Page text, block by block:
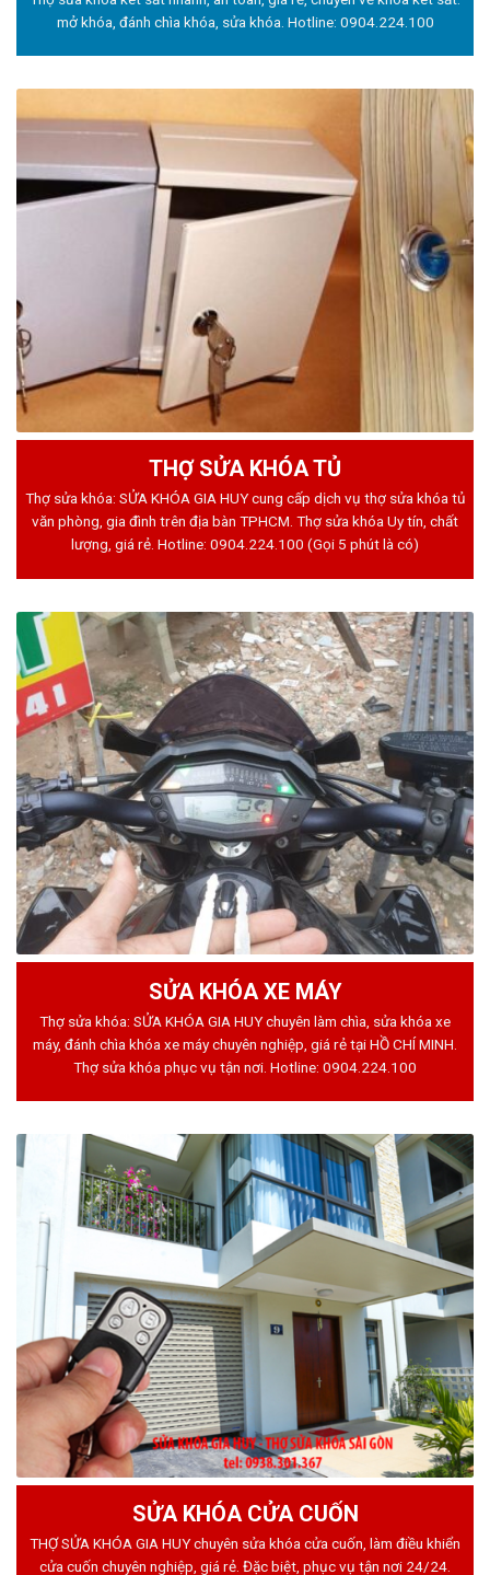
mở khóa, đánh chìa khóa, sửa khóa. Hotline: 0904.224.100
THỢ SỬA KHÓA TỦ
Thợ sửa khóa: SỬA KHÓA GIA HUY cung cấp dịch vụ thợ sửa khóa tủ
văn phòng, gia đình trên địa bàn TPHCM. Thợ sửa khóa Uy tín, chất
lượng, giá rẻ. Hotline: 0904.224.100 (Gọi 5 phút là có)
SỬA KHÓA XE MÁY
Thợ sửa khóa: SỬA KHÓA GIA HUY chuyên làm chìa, sửa khóa xe
máy, đánh chìa khóa xe máy chuyên nghiệp, giá rẻ tại HỒ CHÍ MINH.
Thợ sửa khóa phục vụ tận nơi. Hotline: 0904.224.100
SỬA KHÓA CỬA CUỐN
THỢ SỬA KHÓA GIA HUY chuyên sửa khóa cửa cuốn, làm điều khiển
cửa cuốn chuyên nghiệp, giá rẻ. Đặc biệt, phục vụ tận nơi 24/24.